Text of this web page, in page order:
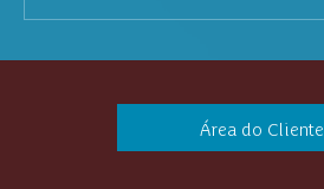
Área do Cliente